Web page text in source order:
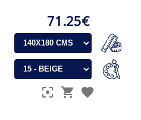
71.25€